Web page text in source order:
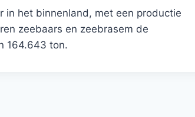
in het binnenland, met een productie
zeebaars en zeebrasem de
164.643 ton.